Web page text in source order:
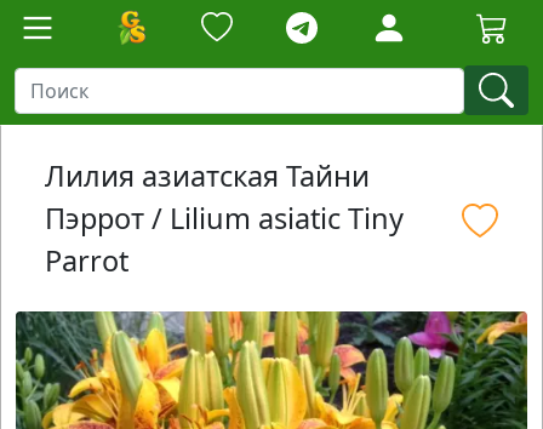
Лилия азиатская Тайни
Пэррот / Lilium asiatic Tiny
Parrot